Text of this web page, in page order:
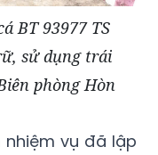
BT 93977 TS
sử dụng trái
phòng Hòn
nhiệm vụ đã lập